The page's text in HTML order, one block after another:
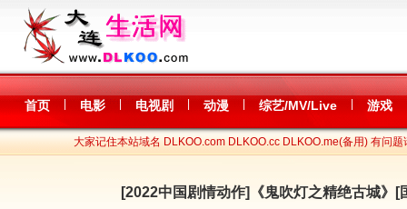
首页 电影 电视剧 动漫 综艺/MV/Live 游戏
大家记住本站域名 DLKOO.com DLKOO.cc DLKOO.me(备用) 有问题
[2022中国剧情动作]《鬼吹灯之精绝古城》